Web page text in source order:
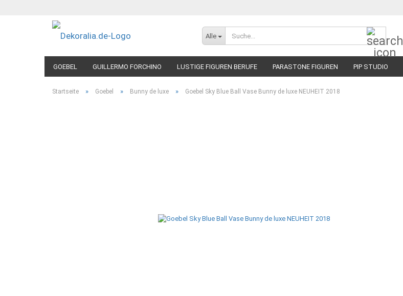
Alle
GOEBEL GUILLERMO FORCHINO LUSTIGE FIGUREN BERUFE PARASTONE FIGUREN PIP STUDIO
Startseite » Goebel » Bunny de luxe » Goebel Sky Blue Ball Vase Bunny de luxe NEUHEIT 2018